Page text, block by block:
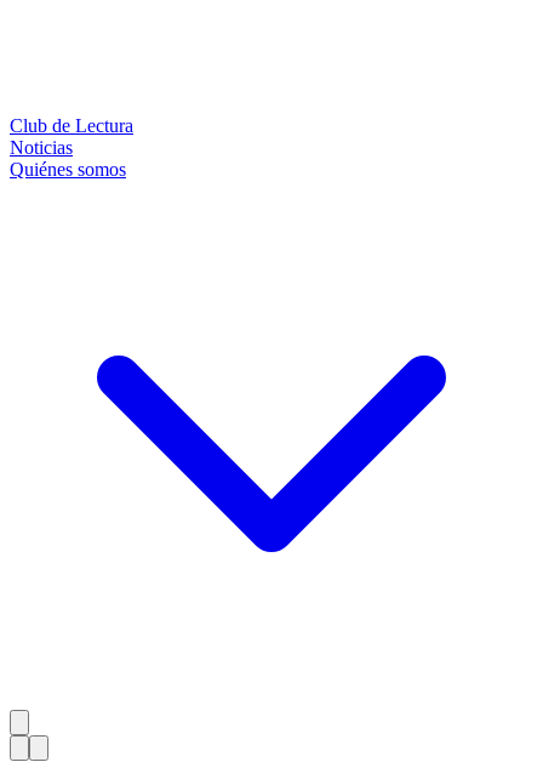
Club de Lectura
Noticias
Quiénes somos